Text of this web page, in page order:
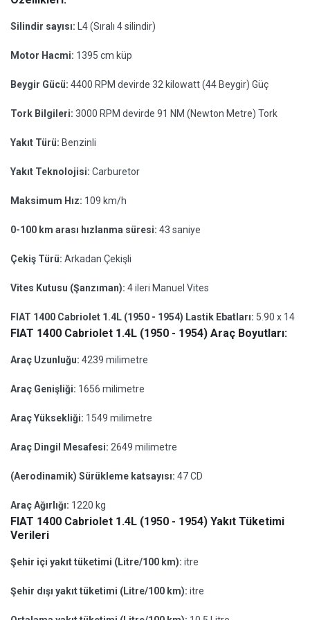
Silindir sayısı: L4 (Sıralı 4 silindir)
Motor Hacmi: 1395 cm küp
Beygir Gücü: 4400 RPM devirde 32 kilowatt (44 Beygir) Güç
Tork Bilgileri: 3000 RPM devirde 91 NM (Newton Metre) Tork
Yakıt Türü: Benzinli
Yakıt Teknolojisi: Carburetor
Maksimum Hız: 109 km/h
0-100 km arası hızlanma süresi: 43 saniye
Çekiş Türü: Arkadan Çekişli
Vites Kutusu (Şanzıman): 4 ileri Manuel Vites
FIAT 1400 Cabriolet 1.4L (1950 - 1954) Lastik Ebatları: 5.90 x 14
FIAT 1400 Cabriolet 1.4L (1950 - 1954) Araç Boyutları:
Araç Uzunluğu: 4239 milimetre
Araç Genişliği: 1656 milimetre
Araç Yüksekliği: 1549 milimetre
Araç Dingil Mesafesi: 2649 milimetre
(Aerodinamik) Sürükleme katsayısı: 47 CD
Araç Ağırlığı: 1220 kg
FIAT 1400 Cabriolet 1.4L (1950 - 1954) Yakıt Tüketimi
Verileri
Şehir içi yakıt tüketimi (Litre/100 km): itre
Şehir dışı yakıt tüketimi (Litre/100 km): itre